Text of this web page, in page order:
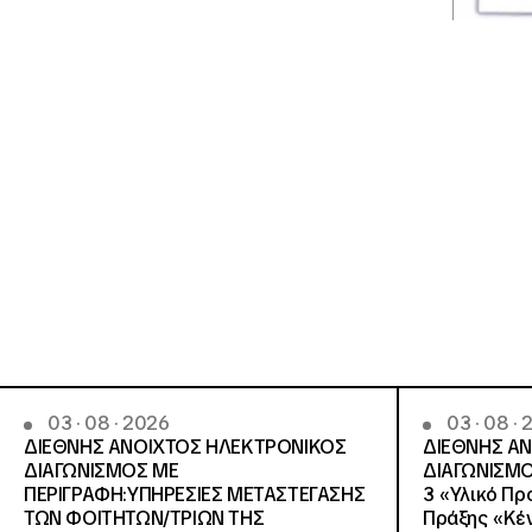
03 · 08 · 2026
ΔΙΕΘΝΗΣ ΑΝΟΙΧΤΟΣ ΗΛΕΚΤΡΟΝΙΚΟΣ
ΔΙΑΓΩΝΙΣΜΟΣ ΜΕ
ΠΕΡΙΓΡΑΦΗ:ΥΠΗΡΕΣΙΕΣ METAΣΤΕΓΑΣΗΣ
ΤΩΝ ΦΟΙΤΗΤΩΝ/ΤΡΙΩΝ ΤΗΣ
03 · 08 ·
ΔΙΕΘΝΗΣ
3 «Υλικό
Πράξης